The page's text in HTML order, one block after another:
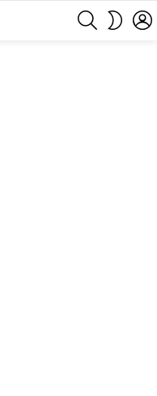
SEARCH
SKIN